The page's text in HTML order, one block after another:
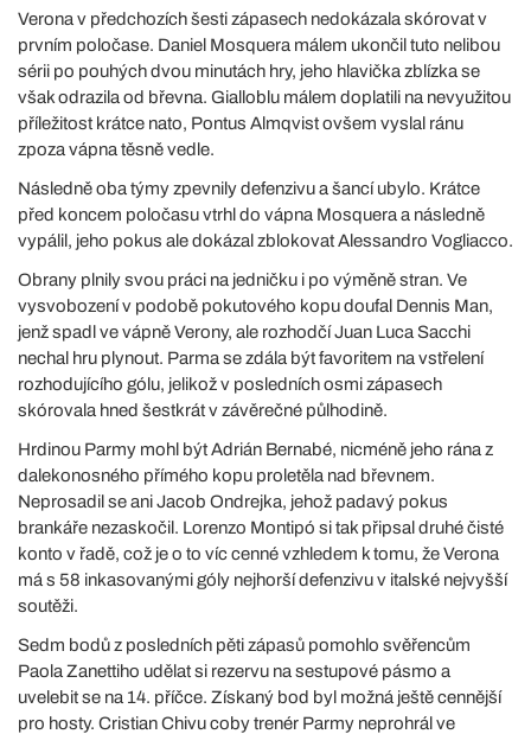
Verona v předchozích šesti zápasech nedokázala skórovat v
prvním poločase. Daniel Mosquera málem ukončil tuto nelibou
sérii po pouhých dvou minutách hry, jeho hlavička zblízka se
však odrazila od břevna. Gialloblu málem doplatili na nevyužitou
příležitost krátce nato, Pontus Almqvist ovšem vyslal ránu
zpoza vápna těsně vedle.
Následně oba týmy zpevnily defenzivu a šancí ubylo. Krátce
před koncem poločasu vtrhl do vápna Mosquera a následně
vypálil, jeho pokus ale dokázal zblokovat Alessandro Vogliacco.
Obrany plnily svou práci na jedničku i po výměně stran. Ve
vysvobození v podobě pokutového kopu doufal Dennis Man,
jenž spadl ve vápně Verony, ale rozhodčí Juan Luca Sacchi
nechal hru plynout. Parma se zdála být favoritem na vstřelení
rozhodujícího gólu, jelikož v posledních osmi zápasech
skórovala hned šestkrát v závěrečné půlhodině.
Hrdinou Parmy mohl být Adrián Bernabé, nicméně jeho rána z
dalekonosného přímého kopu proletěla nad břevnem.
Neprosadil se ani Jacob Ondrejka, jehož padavý pokus
brankáře nezaskočil. Lorenzo Montipó si tak připsal druhé čisté
konto v řadě, což je o to víc cenné vzhledem k tomu, že Verona
má s 58 inkasovanými góly nejhorší defenzivu v italské nejvyšší
soutěži.
Sedm bodů z posledních pěti zápasů pomohlo svěřencům
Paola Zanettiho udělat si rezervu na sestupové pásmo a
uvelebit se na 14. příčce. Získaný bod byl možná ještě cennější
pro hosty. Cristian Chivu coby trenér Parmy neprohrál ve